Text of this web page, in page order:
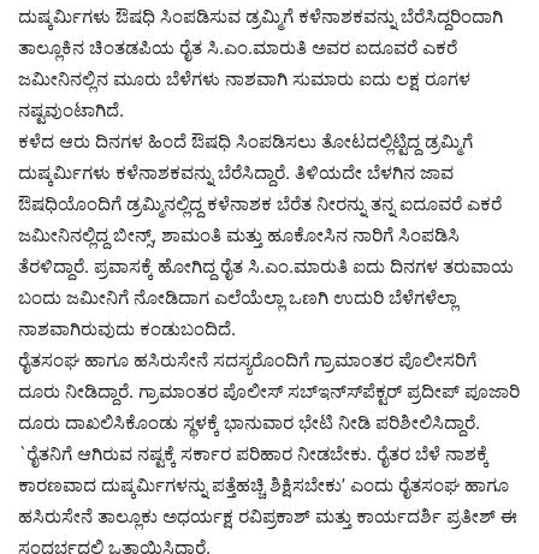
ದುಷ್ಕರ್ಮಿಗಳು ಔಷಧಿ ಸಿಂಪಡಿಸುವ ಡ್ರಮ್ಮಿಗೆ ಕಳೆನಾಶಕವನ್ನು ಬೆರೆಸಿದ್ದರಿಂದಾಗಿ
ತಾಲ್ಲೂಕಿನ ಚಿಂತಡಪಿಯ ರೈತ ಸಿ.ಎಂ.ಮಾರುತಿ ಅವರ ಐದೂವರೆ ಎಕರೆ
ಜಮೀನಿನಲ್ಲಿನ ಮೂರು ಬೆಳೆಗಳು ನಾಶವಾಗಿ ಸುಮಾರು ಐದು ಲಕ್ಷ ರೂಗಳ
ನಷ್ಟವುಂಟಾಗಿದೆ.
ಕಳೆದ ಆರು ದಿನಗಳ ಹಿಂದೆ ಔಷಧಿ ಸಿಂಪಡಿಸಲು ತೋಟದಲ್ಲಿಟ್ಟಿದ್ದ ಡ್ರಮ್ಮಿಗೆ
ದುಷ್ಕರ್ಮಿಗಳು ಕಳೆನಾಶಕವನ್ನು ಬೆರೆಸಿದ್ದಾರೆ. ತಿಳಿಯದೇ ಬೆಳಗಿನ ಜಾವ
ಔಷಧಿಯೊಂದಿಗೆ ಡ್ರಮ್ಮಿನಲ್ಲಿದ್ದ ಕಳೆನಾಶಕ ಬೆರೆತ ನೀರನ್ನು ತನ್ನ ಐದೂವರೆ ಎಕರೆ
ಜಮೀನಿನಲ್ಲಿದ್ದ ಬೀನ್ಸ್, ಶಾಮಂತಿ ಮತ್ತು ಹೂಕೋಸಿನ ನಾರಿಗೆ ಸಿಂಪಡಿಸಿ
ತೆರಳಿದ್ದಾರೆ. ಪ್ರವಾಸಕ್ಕೆ ಹೋಗಿದ್ದ ರೈತ ಸಿ.ಎಂ.ಮಾರುತಿ ಐದು ದಿನಗಳ ತರುವಾಯ
ಬಂದು ಜಮೀನಿಗೆ ನೋಡಿದಾಗ ಎಲೆಯೆಲ್ಲಾ ಒಣಗಿ ಉದುರಿ ಬೆಳೆಗಳೆಲ್ಲಾ
ನಾಶವಾಗಿರುವುದು ಕಂಡುಬಂದಿದೆ.
ರೈತಸಂಘ ಹಾಗೂ ಹಸಿರುಸೇನೆ ಸದಸ್ಯರೊಂದಿಗೆ ಗ್ರಾಮಾಂತರ ಪೊಲೀಸರಿಗೆ
ದೂರು ನೀಡಿದ್ದಾರೆ. ಗ್ರಾಮಾಂತರ ಪೊಲೀಸ್ ಸಬ್‍ಇನ್ಸ್‍ಪೆಕ್ಟರ್ ಪ್ರದೀಪ್ ಪೂಜಾರಿ
ದೂರು ದಾಖಲಿಸಿಕೊಂಡು ಸ್ಥಳಕ್ಕೆ ಭಾನುವಾರ ಭೇಟಿ ನೀಡಿ ಪರಿಶೀಲಿಸಿದ್ದಾರೆ.
`ರೈತನಿಗೆ ಆಗಿರುವ ನಷ್ಟಕ್ಕೆ ಸರ್ಕಾರ ಪರಿಹಾರ ನೀಡಬೇಕು. ರೈತರ ಬೆಳೆ ನಾಶಕ್ಕೆ
ಕಾರಣವಾದ ದುಷ್ಕರ್ಮಿಗಳನ್ನು ಪತ್ತೆಹಚ್ಚಿ ಶಿಕ್ಷಿಸಬೇಕು’ ಎಂದು ರೈತಸಂಘ ಹಾಗೂ
ಹಸಿರುಸೇನೆ ತಾಲ್ಲೂಕು ಅಧರ್ಯಕ್ಷ ರವಿಪ್ರಕಾಶ್ ಮತ್ತು ಕಾರ್ಯದರ್ಶಿ ಪ್ರತೀಶ್ ಈ
ಸಂದರ್ಭದಲ್ಲಿ ಒತ್ತಾಯಿಸಿದ್ದಾರೆ.